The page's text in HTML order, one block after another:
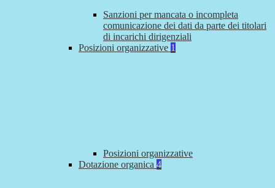
Sanzioni per mancata o incompleta
comunicazione dei dati da parte dei titolari
di incarichi dirigenziali
Posizioni organizzative 1
Posizioni organizzative
Dotazione organica 4